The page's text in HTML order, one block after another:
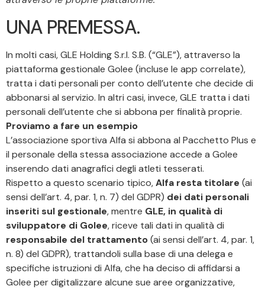
UNA PREMESSA.
In molti casi, GLE Holding S.r.l. S.B. (“GLE”), attraverso la
piattaforma gestionale Golee (incluse le app correlate),
tratta i dati personali per conto dell’utente che decide di
abbonarsi al servizio. In altri casi, invece, GLE tratta i dati
personali dell’utente che si abbona per finalità proprie.
Proviamo a fare un esempio
L’associazione sportiva Alfa si abbona al Pacchetto Plus e
il personale della stessa associazione accede a Golee
inserendo dati anagrafici degli atleti tesserati.
Rispetto a questo scenario tipico,Alfa resta titolare (ai
sensi dell’art. 4, par. 1, n. 7) del GDPR) dei dati personali
inseriti sul gestionale, mentre GLE, in qualità di
sviluppatore di Golee, riceve tali dati in qualità di
responsabile del trattamento(ai sensi dell’art. 4, par. 1,
n. 8) del GDPR), trattandoli sulla base di una delega e
specifiche istruzioni di Alfa, che ha deciso di affidarsi a
Golee per digitalizzare alcune sue aree organizzative,